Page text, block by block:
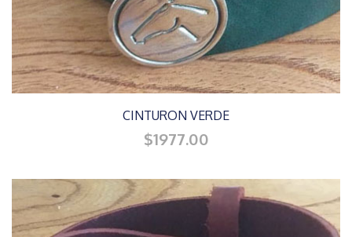
CINTURON VERDE
$1977.00